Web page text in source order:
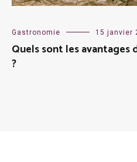
Gastronomie 15 janvier
Quels sont les avantages
?